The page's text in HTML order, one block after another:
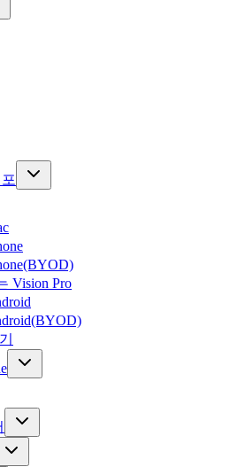
Vision Pro